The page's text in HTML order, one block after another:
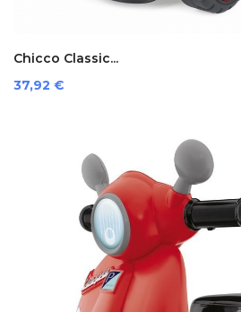
Chicco Classic...
Precio
37,92 €